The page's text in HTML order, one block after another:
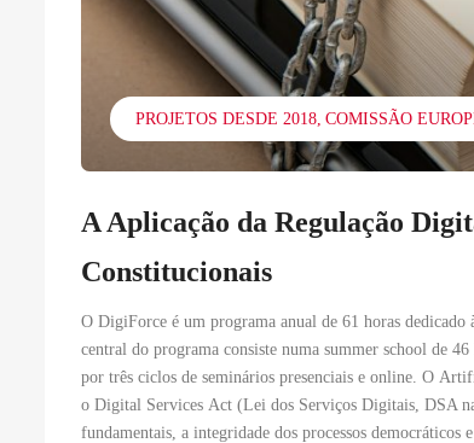
PROJETOS DESDE 2018 COMISSÃO
A Aplicação da Regulação
Constitucionais
O DigiForce é um programa anual de 61 horas
central do programa consiste numa summer school de
por três ciclos de seminários presenciais e online. O
o Digital Services Act (Lei dos Serviços Digitais, DSA
fundamentais, a integridade dos processos